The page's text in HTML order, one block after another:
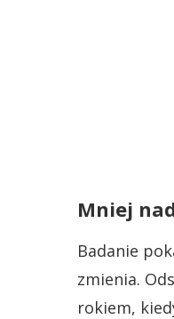
Mniej
Badanie
zmienia.
rokiem,